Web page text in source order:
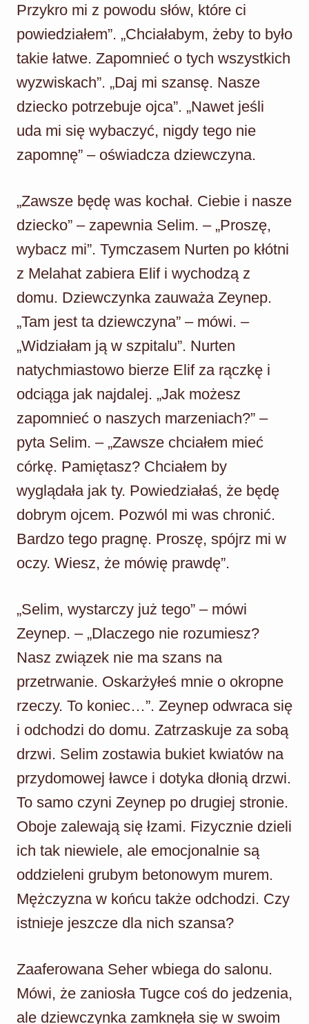
Przykro mi z powodu słów, które ci
powiedziałem”. „Chciałabym, żeby to było
takie łatwe. Zapomnieć o tych wszystkich
wyzwiskach”. „Daj mi szansę. Nasze
dziecko potrzebuje ojca”. „Nawet jeśli
uda mi się wybaczyć, nigdy tego nie
zapomnę” – oświadcza dziewczyna.
„Zawsze będę was kochał. Ciebie i nasze
dziecko” – zapewnia Selim. – „Proszę,
wybacz mi”. Tymczasem Nurten po kłótni
z Melahat zabiera Elif i wychodzą z
domu. Dziewczynka zauważa Zeynep.
„Tam jest ta dziewczyna” – mówi. –
„Widziałam ją w szpitalu”. Nurten
natychmiastowo bierze Elif za rączkę i
odciąga jak najdalej. „Jak możesz
zapomnieć o naszych marzeniach?” –
pyta Selim. – „Zawsze chciałem mieć
córkę. Pamiętasz? Chciałem by
wyglądała jak ty. Powiedziałaś, że będę
dobrym ojcem. Pozwól mi was chronić.
Bardzo tego pragnę. Proszę, spójrz mi w
oczy. Wiesz, że mówię prawdę”.
„Selim, wystarczy już tego” – mówi
Zeynep. – „Dlaczego nie rozumiesz?
Nasz związek nie ma szans na
przetrwanie. Oskarżyłeś mnie o okropne
rzeczy. To koniec…”. Zeynep odwraca się
i odchodzi do domu. Zatrzaskuje za sobą
drzwi. Selim zostawia bukiet kwiatów na
przydomowej ławce i dotyka dłonią drzwi.
To samo czyni Zeynep po drugiej stronie.
Oboje zalewają się łzami. Fizycznie dzieli
ich tak niewiele, ale emocjonalnie są
oddzieleni grubym betonowym murem.
Mężczyzna w końcu także odchodzi. Czy
istnieje jeszcze dla nich szansa?
Zaaferowana Seher wbiega do salonu.
Mówi, że zaniosła Tugce coś do jedzenia,
ale dziewczynka zamknęła się w swoim